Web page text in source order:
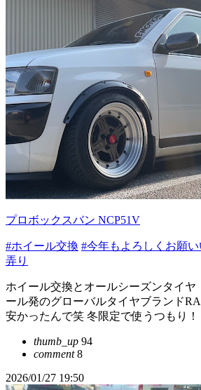
プロボックスバン NCP51V
#ホイール交換 #今年もよろしくお願
弄り
ホイール交換とオールシーズンタイヤ
ール発のグローバルタイヤブランド
安かったんで笑 冬限定で使うつもり！
thumb_up 94
comment8
2026/01/27 19:50